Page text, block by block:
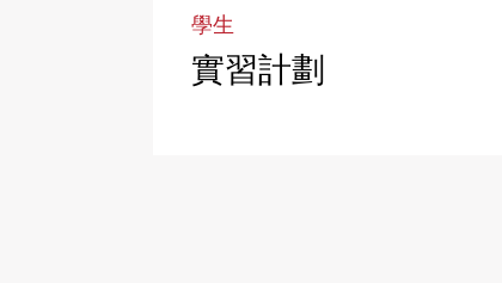
學生
實習計劃